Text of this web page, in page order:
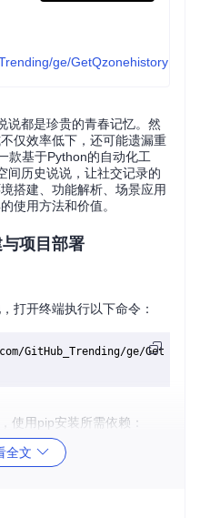
ge/GetQzonehistory
说都是珍贵的青春记忆。然
仅效率低下，还可能遗漏重
款基于Python的自动化工
间历史说说，让社交记录的
搭建、功能解析、场景应用
使用方法和价值。
项目部署
打开终端执行以下命令：
使用pip安装所需依赖：
）
全文